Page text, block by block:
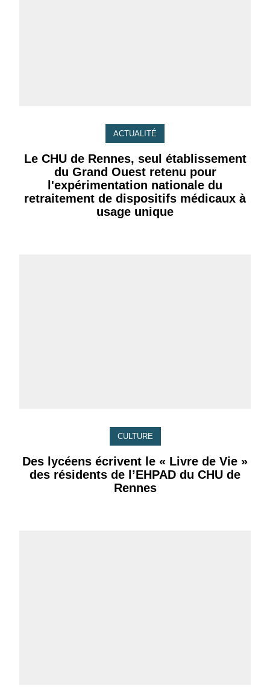
ACTUALITÉ
Le CHU de Rennes, seul établissement
du Grand Ouest retenu pour
l'expérimentation nationale du
retraitement de dispositifs médicaux à
usage unique
CULTURE
Des lycéens écrivent le « Livre de Vie »
des résidents de l’EHPAD du CHU de
Rennes